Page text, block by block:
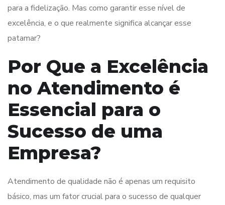
para a fidelização. Mas como garantir esse nível de
excelência, e o que realmente significa alcançar esse
patamar?
Por Que a Excelência
no Atendimento é
Essencial para o
Sucesso de uma
Empresa?
Atendimento de qualidade não é apenas um requisito
básico, mas um fator crucial para o sucesso de qualquer